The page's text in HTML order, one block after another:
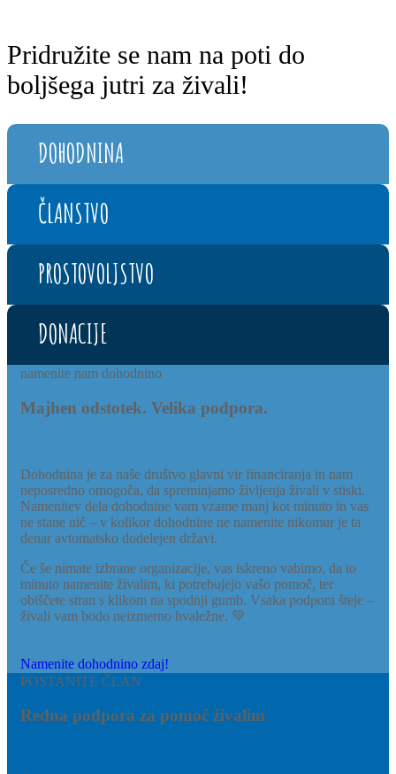
Pridružite se nam na poti do
boljšega jutri za živali!​
DOHODNINA
ČLANSTVO
PROSTOVOLJSTVO
DONACIJE
namenite nam dohodnino
Majhen odstotek. Velika podpora.
Dohodnina je za naše društvo glavni vir financiranja in nam
neposredno omogoča, da spreminjamo življenja živali v stiski.
Namenitev dela dohodnine vam vzame manj kot minuto in vas
ne stane nič – v kolikor dohodnine ne namenite nikomur je ta
denar avtomatsko dodelejen državi.
Če še nimate izbrane organizacije, vas iskreno vabimo, da to
minuto namenite živalim, ki potrebujejo vašo pomoč, ter
obiščete stran s klikom na spodnji gumb. Vsaka podpora šteje –
živali vam bodo neizmerno hvaležne. 💚
Namenite dohodnino zdaj!
POSTANITE ČLAN
Redna podpora za pomoč živalim